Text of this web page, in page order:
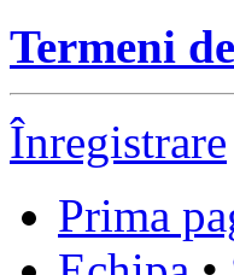
Termeni
Înregistrare
Prima